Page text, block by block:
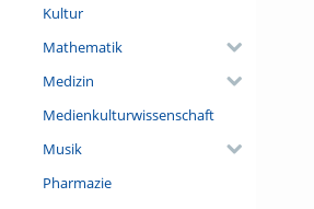
Kultur
Mathematik
Medizin
Medienkulturwissenschaft
Musik
Pharmazie